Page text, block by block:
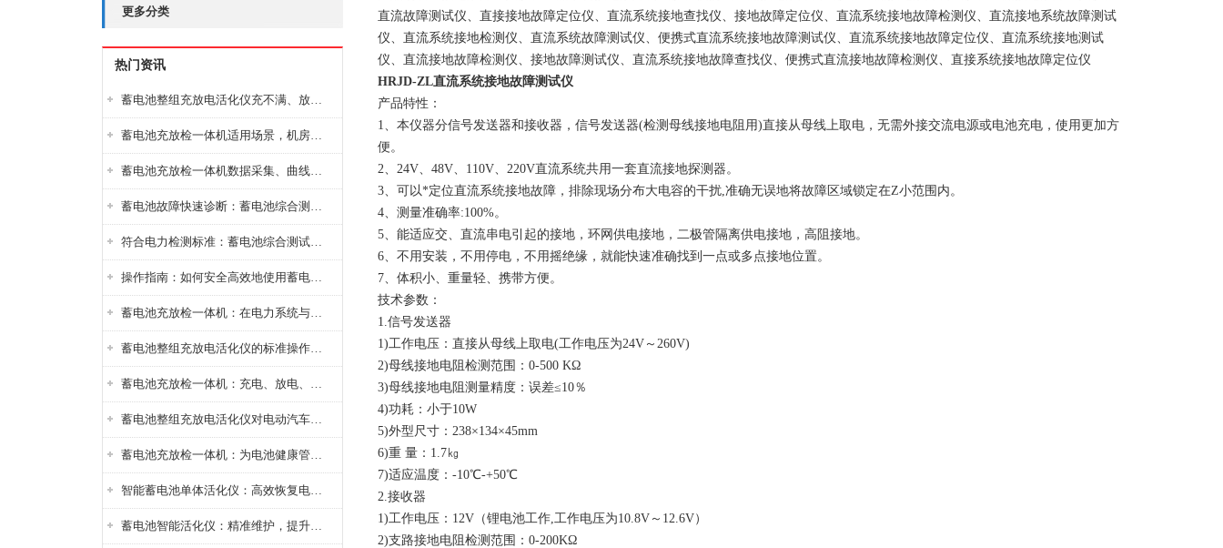
更多分类
热门资讯
蓄电池整组充放电活化仪充不满、放不完怎么办？
蓄电池充放检一体机适用场景，机房基站变电站铅酸蓄电池维护检测应用
蓄电池充放检一体机数据采集、曲线分析与电池健康状态智能评估功能详解
蓄电池故障快速诊断：蓄电池综合测试仪判断落后电池的方法与标准
符合电力检测标准：蓄电池综合测试仪测试规范与精度校准方法详解
操作指南：如何安全高效地使用蓄电池智能活化仪？
蓄电池充放检一体机：在电力系统与储能设备中的创新应用，确保蓄电池性能与可靠性
蓄电池整组充放电活化仪的标准操作流程：从接线设置到充放电参数设定的安全规范
蓄电池充放检一体机：充电、放电、检测三功能集成设备
蓄电池整组充放电活化仪对电动汽车电池有帮助吗？
蓄电池充放检一体机：为电池健康管理提供一站式解决方案
智能蓄电池单体活化仪：高效恢复电池性能，延长蓄电池使用寿命
蓄电池智能活化仪：精准维护，提升电池健康状态
直流故障测试仪、直接接地故障定位仪、直流系统接地查找仪、接地故障定位仪、直流系统接地故障检测仪、直流接地系统故障测试
仪、直流系统接地检测仪、直流系统故障测试仪、便携式直流系统接地故障测试仪、直流系统接地故障定位仪、直流系统接地测试
仪、直流接地故障检测仪、接地故障测试仪、直流系统接地故障查找仪、便携式直流接地故障检测仪、直接系统接地故障定位仪
HRJD-ZL直流系统接地故障测试仪
产品特性：
1、本仪器分信号发送器和接收器，信号发送器(检测母线接地电阻用)直接从母线上取电，无需外接交流电源或电池充电，使用更加方
便。
2、24V、48V、110V、220V直流系统共用一套直流接地探测器。
3、可以*定位直流系统接地故障，排除现场分布大电容的干扰,准确无误地将故障区域锁定在Z小范围内。
4、测量准确率:100%。
5、能适应交、直流串电引起的接地，环网供电接地，二极管隔离供电接地，高阻接地。
6、不用安装，不用停电，不用摇绝缘，就能快速准确找到一点或多点接地位置。
7、体积小、重量轻、携带方便。
技术参数：
1.信号发送器
1)工作电压：直接从母线上取电(工作电压为24V～260V)
2)母线接地电阻检测范围：0-500 KΩ
3)母线接地电阻测量精度：误差≤10％
4)功耗：小于10W
5)外型尺寸：238×134×45mm
6)重 量：1.7㎏
7)适应温度：-10℃-+50℃
2.接收器
1)工作电压：12V（锂电池工作,工作电压为10.8V～12.6V）
2)支路接地电阻检测范围：0-200KΩ